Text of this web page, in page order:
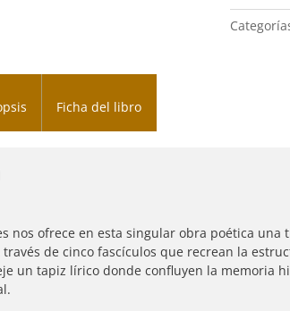
Ficha del libro
nos ofrece en esta singular obra poética
de cinco fascículos que recrean la
un tapiz lírico donde confluyen la memoria